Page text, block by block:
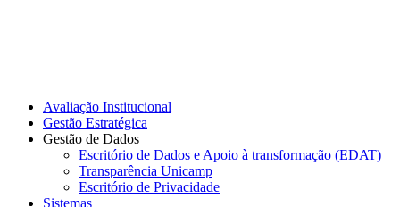
Avaliação Institucional
Gestão Estratégica
Gestão de Dados
Escritório de Dados e Apoio à transformação (EDAT)
Transparência Unicamp
Escritório de Privacidade
Sistemas